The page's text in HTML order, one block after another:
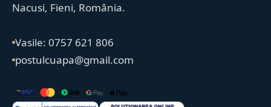
Nacusi, Fieni, România.
Vasile: 0757 621 806
postulcuapa@gmail.com